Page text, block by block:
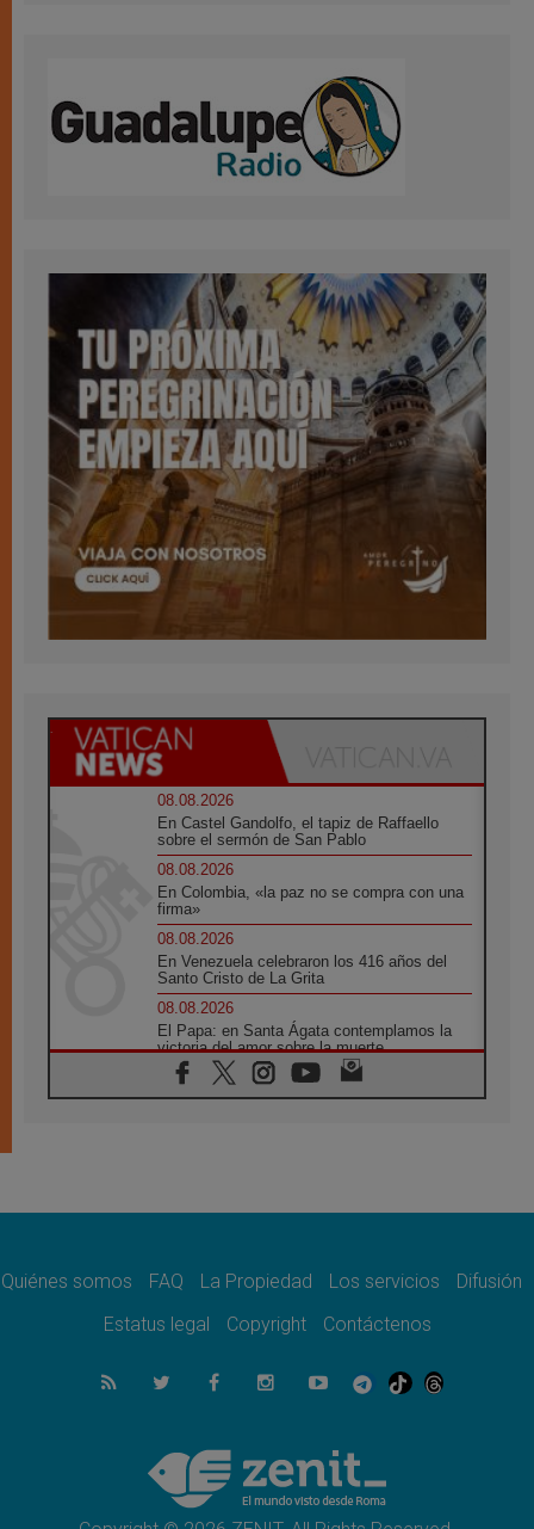
08.08.2026
En Castel Gandolfo, el tapiz de Raffaello
sobre el sermón de San Pablo
08.08.2026
En Colombia, «la paz no se compra con una
firma»
08.08.2026
En Venezuela celebraron los 416 años del
Santo Cristo de La Grita
08.08.2026
El Papa: en Santa Ágata contemplamos la
victoria del amor sobre la muerte
08.08.2026
León XIV visitará el Santuario de la Madre
07.08.2026
07.08.2026
el compromiso del cristiano"
La matanza de niños en Gaza no cesa: 300
muertos en 300 días
Tagle: La guerra desfigura el mundo, solo la
revelación de Dios lo transfigura
Quiénes somos FAQ La Propiedad Los servicios
Difusión
Estatus legal
Copyright Contáctenos